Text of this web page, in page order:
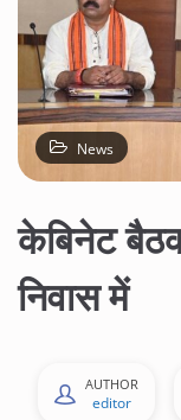
News
केबिनेट
निवास में
AUTHOR
editor